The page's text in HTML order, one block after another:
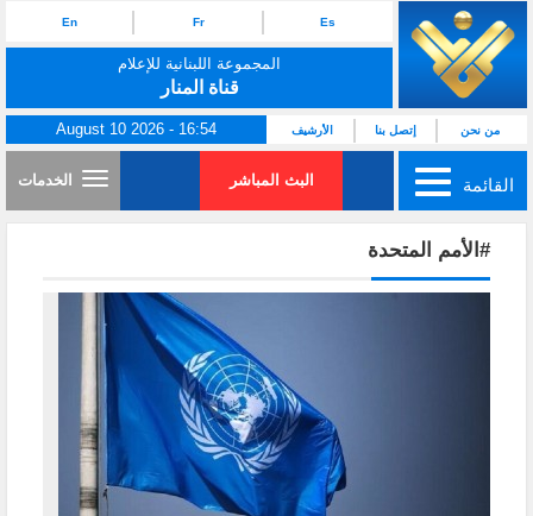
Es
Fr
En
المجموعة اللبنانية للإعلام
قناة المنار
من نحن إتصل بنا الأرشيف August 10 2026 - 16:54
القائمة البث المباشر الخدمات
#الأمم المتحدة